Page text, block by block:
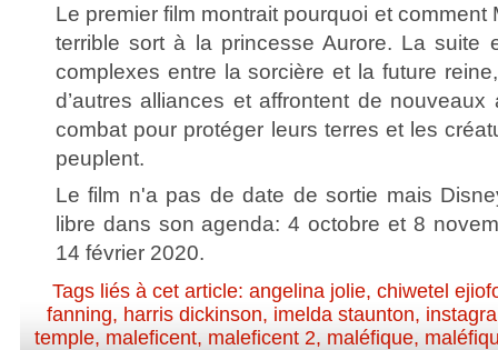
Le premier film montrait pourquoi et comment
terrible sort à la princesse Aurore. La suite
complexes entre la sorcière et la future
d’autres alliances et affrontent de
combat pour protéger leurs terres et les
peuplent.
Le film n'a pas de date de sortie mais
libre dans son agenda: 4 octobre et 8
14 février 2020.
Tags liés à cet article: angelina jolie, chiwetel
fanning, harris dickinson, imelda staunton,
temple, maleficent, maleficent 2, maléfique,